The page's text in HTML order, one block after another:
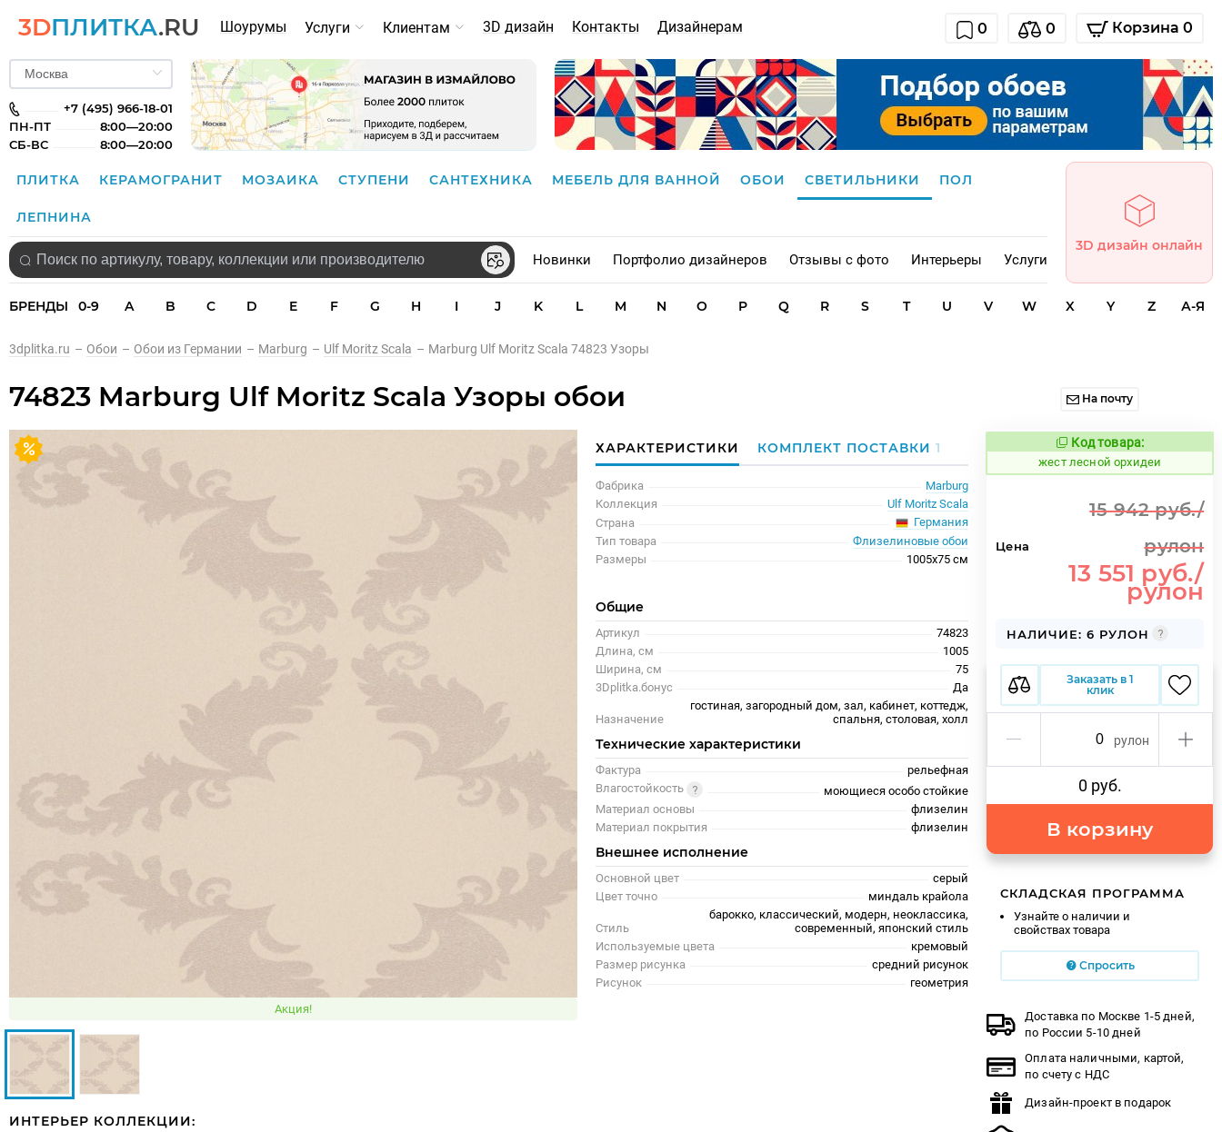
3DПЛИТКА.RU Шоурумы Услуги Клиентам 3D дизайн Контакты Дизайнерам 0 0 Корзина 0
+7 (495) 966-18-01
ПН-ПТ
8:00—20:00
СБ-ВС
8:00—20:00
ПЛИТКА КЕРАМОГРАНИТ МОЗАИКА СТУПЕНИ САНТЕХНИКА МЕБЕЛЬ ДЛЯ ВАННОЙ ОБОИ СВЕТИЛЬНИКИ ПОЛ
ЛЕПНИНА
Новинки Портфолио дизайнеров Отзывы с фото Интерьеры Услуги
3D дизайн онлайн
БРЕНДЫ 0-9 A B C D E F G H I J K L M N O P Q R S T U V W X Y Z А-Я
3dplitka.ru – Обои – Обои из Германии – Marburg – Ulf Moritz Scala – Marburg Ulf Moritz Scala 74823 Узоры
74823 Marburg Ulf Moritz Scala Узоры обои На почту
Акция!
ИНТЕРЬЕР КОЛЛЕКЦИИ:
ХАРАКТЕРИСТИКИ КОМПЛЕКТ ПОСТАВКИ1
Фабрика
Marburg
Коллекция
Ulf Moritz Scala
Страна
Германия
Тип товара
Флизелиновые обои
Размеры
1005x75 см
Общие
Артикул
74823
Длина, см
1005
Ширина, см
75
3Dplitka.бонус
Да
Назначение
гостиная, загородный дом, зал, кабинет, коттедж,
спальня, столовая, холл
Технические характеристики
Фактура
рельефная
Влагостойкость
моющиеся особо стойкие
Материал основы
флизелин
Материал покрытия
флизелин
Внешнее исполнение
Основной цвет
серый
Цвет точно
миндаль крайола
Стиль
барокко, классический, модерн, неоклассика,
современный, японский стиль
Используемые цвета
кремовый
Размер рисунка
средний рисунок
Рисунок
геометрия
Код товара:
380814 Код товара:
жест лесной орхидеи
Цена
15 942 руб./
рулон
13 551 руб./
рулон
НАЛИЧИЕ: 6 РУЛОН
Заказать в 1
клик
рулон
0 руб.
В корзину
СКЛАДСКАЯ ПРОГРАММА
Узнайте о наличии и
свойствах товара
Спросить
Доставка по Москве 1-5 дней,
по России 5-10 дней
Оплата наличными, картой,
по счету с НДС
Дизайн-проект в подарок